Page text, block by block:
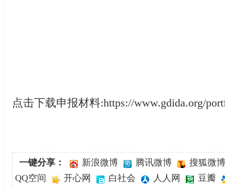
点击下载申报材料:https://www.gdida.org/
一键分享： 新浪微博 腾讯微博
搜狐微博
QQ空间
开心网 白社会 人人网
豆瓣